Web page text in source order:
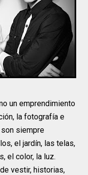
un emprendimiento
la fotografía e
siempre
el jardín, las telas,
el color, la luz.
vestir, historias,